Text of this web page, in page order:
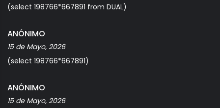
(select 198766*667891 from DUAL)
ANÓNIMO
15 de Mayo, 2026
(select 198766*667891)
ANÓNIMO
15 de Mayo, 2026